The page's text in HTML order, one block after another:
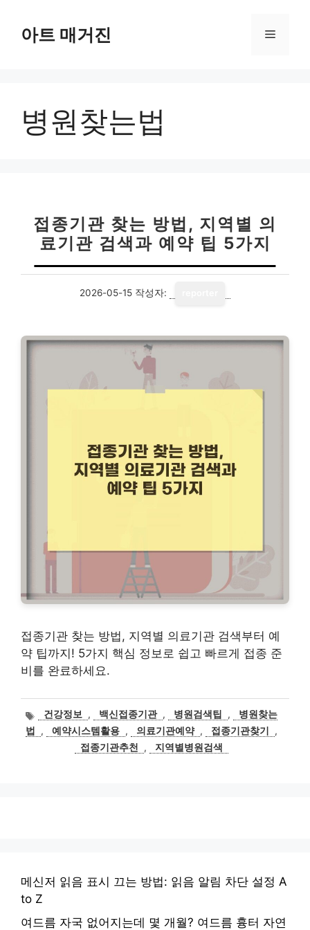
아트 매거진 메
병원찾는법
접종기관 찾는 방법, 지역별 의
료기관 검색과 예약 팁 5가지
2026-05-15 작성자:
접종기관 찾는 방법, 지역별 의료기관 검색부터 예
약 팁까지! 5가지 핵심 정보로 쉽고 빠르게 접종 준
비를 완료하세요.
태건강정보 , 백신접종기관 , 병원검색팁 ,
병원찾는
법
, 예약시스템활용 , 의료기관예약 , 접종기관찾기
,
접종기관추천
, 지역별병원검색
메신저 읽음 표시 끄는 방법: 읽음 알림 차단 설정 A
to Z
여드름 자국 없어지는데 몇 개월? 여드름 흉터 자연